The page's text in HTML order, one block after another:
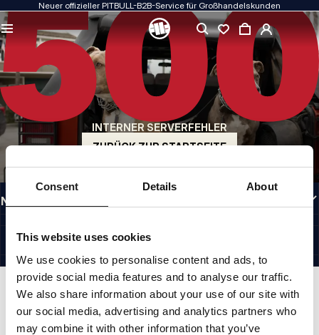
Consent Details About
This website uses cookies
We use cookies to personalise content and ads, to
provide social media features and to analyse our traffic.
We also share information about your use of our site with
our social media, advertising and analytics partners who
may combine it with other information that you’ve
Neuer offizieller PITBULL-B2B-Service für Großhandelskunden
INTERNER SERVERFEHLER
ZURÜCK ZUR STARTSEITE
QUALITÄT HAT FÜR UNS PRIORITÄT
Unsere Kleidung fertigen wir mit Leidenschaft. Bei Haltbarkeit, Langlebigkeit der
Materialien und Liebe zum Detail machen wir keine Kompromisse.
US ORIGIN
Unsere Wurzeln reichen zurück ins San Diego der frühen 1990er Jahre. Unser Stil
ist roh, authentisch und kompromisslos.
MARKE MIT CHARAKTER
Unsere Kollektionen werden von Sportlern, Kämpfern und unbeirrbaren
Individualisten gewählt.
INFORMATIONEN
NÜTZLICHE LINKS
©1997 - 2026 PITBULL SP. Z O.O. ALLE RECHTE VORBEHALTEN.
SITE CREDITS
NACH OBEN GEHEN